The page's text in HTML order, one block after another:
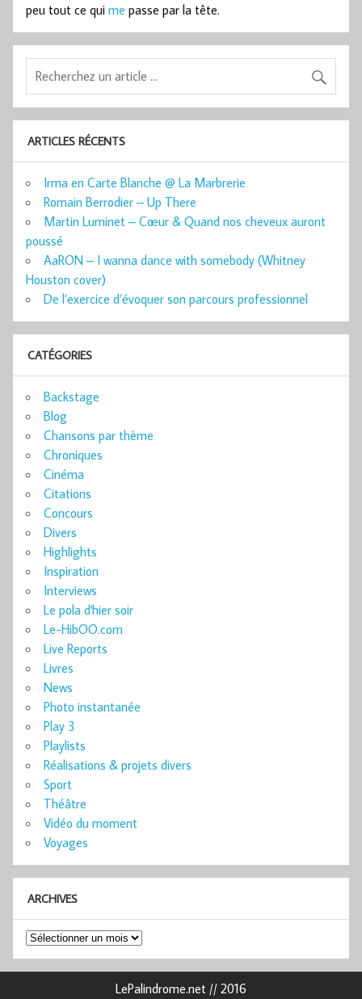
peu tout ce qui me passe par la tête.
ARTICLES RÉCENTS
Irma en Carte Blanche @ La Marbrerie
Romain Berrodier – Up There
Martin Luminet – Cœur & Quand nos cheveux auront
poussé
AaRON – I wanna dance with somebody (Whitney
Houston cover)
De l’exercice d’évoquer son parcours professionnel
CATÉGORIES
Backstage
Blog
Chansons par thème
Chroniques
Cinéma
Citations
Concours
Divers
Highlights
Inspiration
Interviews
Le pola d'hier soir
Le-HibOO.com
Live Reports
Livres
News
Photo instantanée
Play 3
Playlists
Réalisations & projets divers
Sport
Théâtre
Vidéo du moment
Voyages
ARCHIVES
Archives
LePalindrome.net // 2016